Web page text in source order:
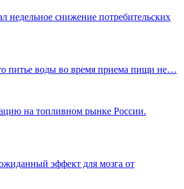
недельное снижение потребительских
питье воды во время приема пищи не…
на топливном рынке России.
эффект для мозга от